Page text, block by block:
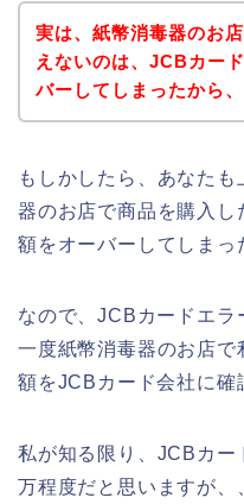
実は、紙幣消毒器のお
えないのは、JCBカー
バーしてしまったから
もしかしたら、あなた
器のお店で商品を購入
額をオーバーしてしまっ
なので、JCBカードエラ
一度紙幣消毒器のお店
額をJCBカード会社に確
私が知る限り、JCBカー
万程度だと思いますが、